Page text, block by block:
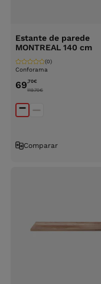
Estante de parede
MONTREAL 140 cm
Conforama
(0)
69,70€
119.70€
Comparar